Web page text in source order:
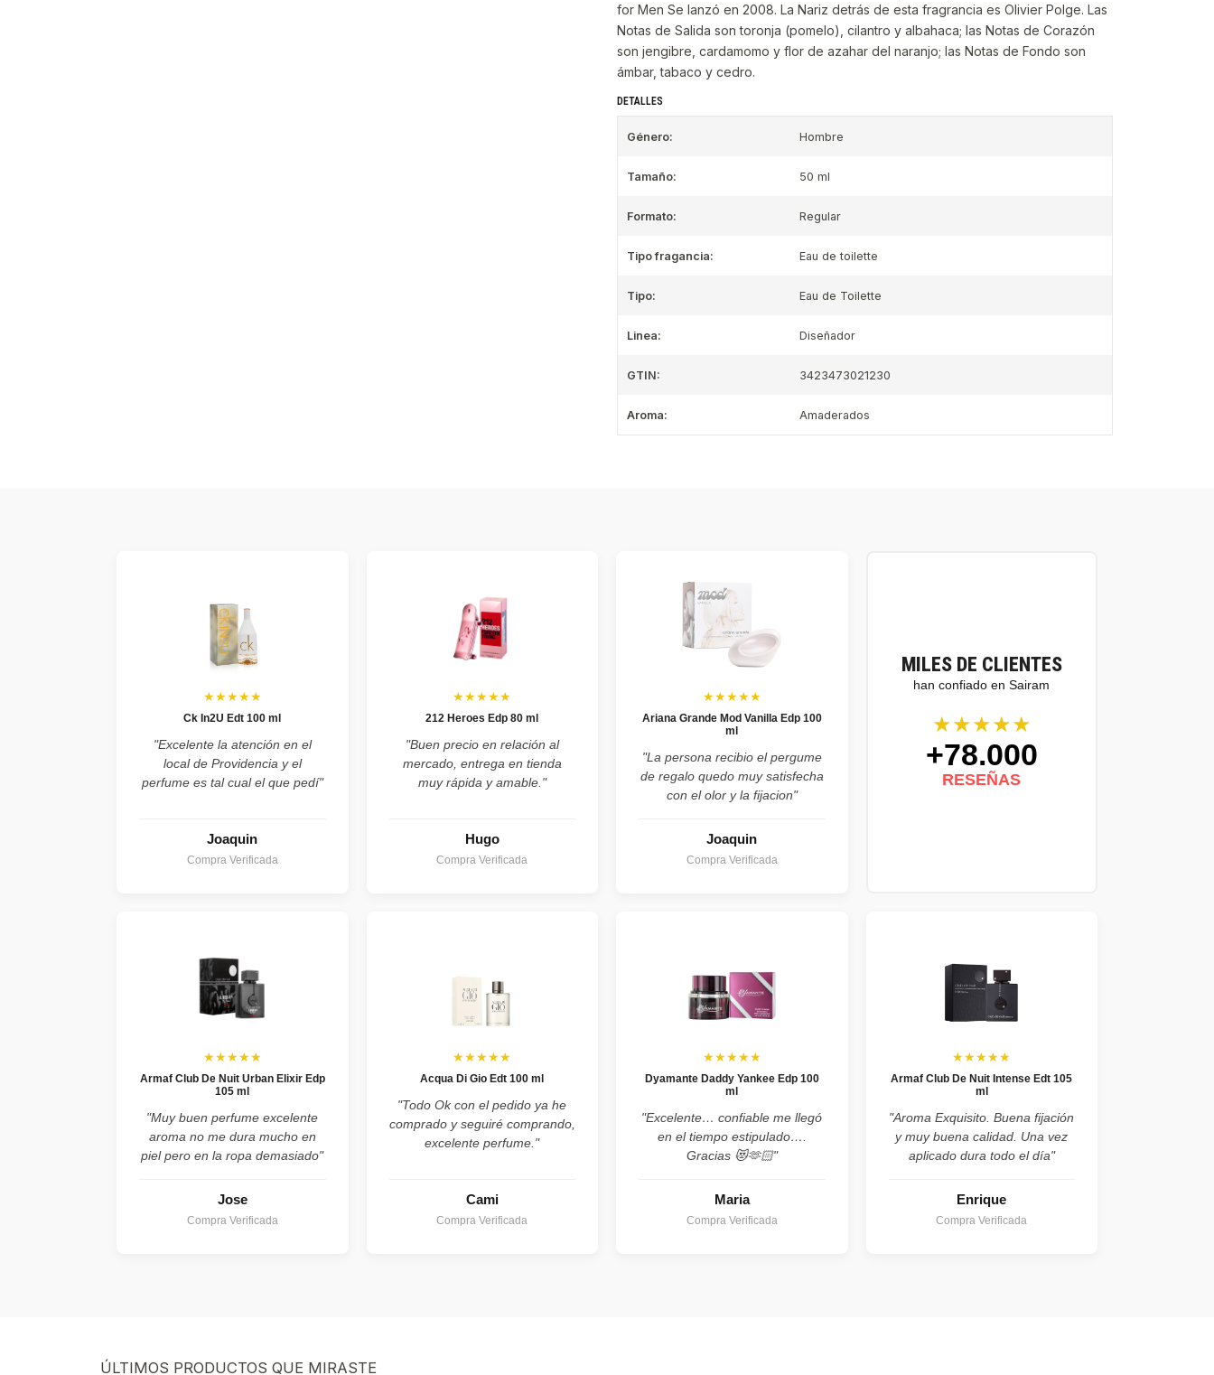
for Men Se lanzó en 2008. La Nariz detrás de esta fragrancia es Olivier Polge. Las
Notas de Salida son toronja (pomelo), cilantro y albahaca; las Notas de Corazón
son jengibre, cardamomo y flor de azahar del naranjo; las Notas de Fondo son
ámbar, tabaco y cedro.
DETALLES
Género: Hombre
Tamaño: 50 ml
Formato: Regular
Tipo fragancia: Eau de toilette
Tipo: Eau de Toilette
Linea: Diseñador
GTIN: 3423473021230
Aroma: Amaderados
MILES DE CLIENTES
han confiado en Sairam
★★★★★
+78.000
RESEÑAS
★★★★★
Ck In2U Edt 100 ml
"Excelente la atención en el
local de Providencia y el
perfume es tal cual el que pedí"
Joaquin
Compra Verificada
★★★★★
212 Heroes Edp 80 ml
"Buen precio en relación al
mercado, entrega en tienda
muy rápida y amable."
Hugo
Compra Verificada
★★★★★
Ariana Grande Mod Vanilla Edp 100
ml
"La persona recibio el pergume
de regalo quedo muy satisfecha
con el olor y la fijacion"
Joaquin
Compra Verificada
★★★★★
Armaf Club De Nuit Urban Elixir Edp
105 ml
"Muy buen perfume excelente
aroma no me dura mucho en
piel pero en la ropa demasiado"
Jose
Compra Verificada
★★★★★
Acqua Di Gio Edt 100 ml
"Todo Ok con el pedido ya he
comprado y seguiré comprando,
excelente perfume."
Cami
Compra Verificada
★★★★★
Dyamante Daddy Yankee Edp 100
ml
"Excelente… confiable me llegó
en el tiempo estipulado….
Gracias 😻🫶🏻"
Maria
Compra Verificada
★★★★★
Armaf Club De Nuit Intense Edt 105
ml
"Aroma Exquisito. Buena fijación
y muy buena calidad. Una vez
aplicado dura todo el día"
Enrique
Compra Verificada
ÚLTIMOS PRODUCTOS QUE MIRASTE